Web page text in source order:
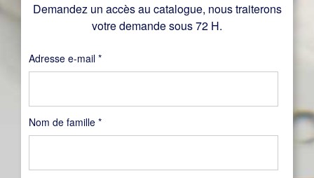
Nom de famille *
Demandez un accès au catalogue, nous traiterons
votre demande sous 72 H.
Adresse e-mail *Obligatoire